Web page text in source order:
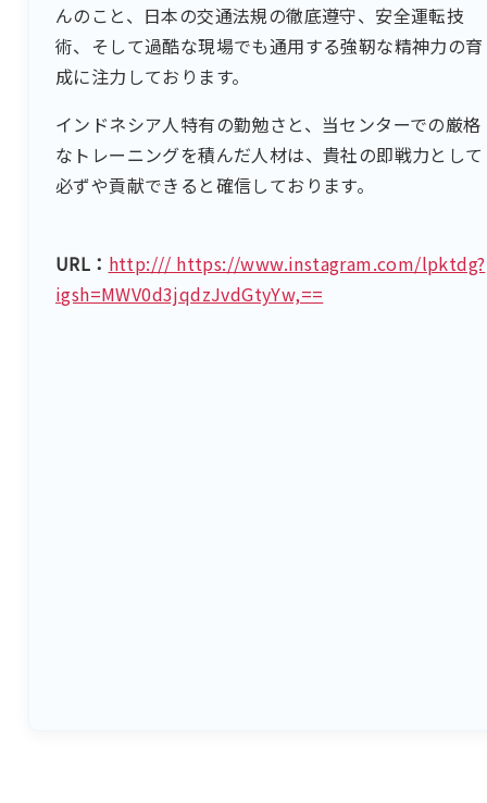
んのこと、日本の交通法規の徹底遵守、安全運転技
術、そして過酷な現場でも通用する強靭な精神力の育
成に注力しております。
インドネシア人特有の勤勉さと、当センターでの厳格
なトレーニングを積んだ人材は、貴社の即戦力として
必ずや貢献できると確信しております。
URL： http:/// https://www.instagram.com/lpktdg?
igsh=MWV0d3jqdzJvdGtyYw,==